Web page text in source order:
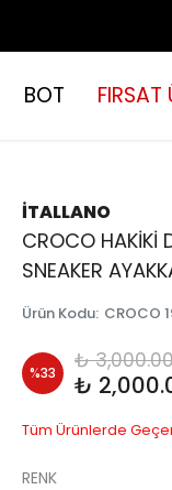
BOT FIRSAT
İTALLANO
CROCO HAKİKİ
SNEAKER
Ürün Kodu: CROCO
%33 ₺
₺
Tüm Ürünlerde
RENK